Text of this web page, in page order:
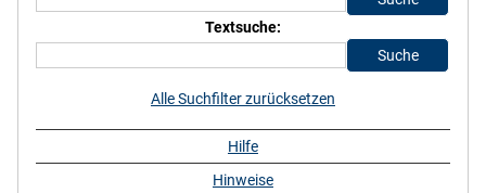
Textsuche:
Alle Suchfilter zurücksetzen
Hilfe
Hinweise